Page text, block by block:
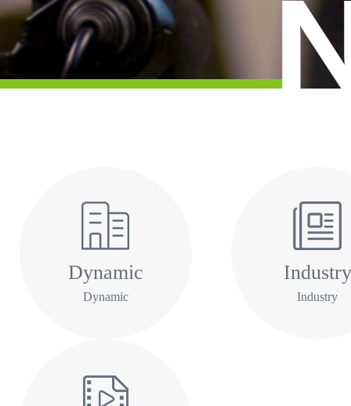
Dynamic
Dynamic
Industry
Industry